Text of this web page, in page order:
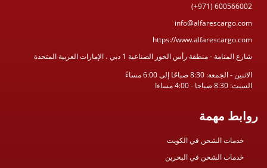
(+971) 600566002
info@alfarescargo.com
https://www.alfarescargo.com
شارع المنامة - منطقة رأس الخور الصناعية 1 دبي ، الإمارات العربية المتحدة
الاثنين - الجمعة: 8:30 صباحًا إلى 6:00 مساءً
السبت: 8:30 صباحا - 4:00 مساءا
روابط مهمة
خدمات الشحن في الكويت
خدمات الشحن في البحرين